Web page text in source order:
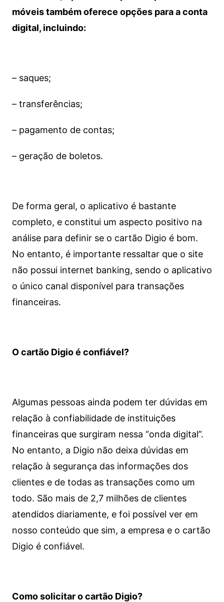
móveis também oferece opções para a conta
digital, incluindo:
– saques;
– transferências;
– pagamento de contas;
– geração de boletos.
De forma geral, o aplicativo é bastante
completo, e constitui um aspecto positivo na
análise para definir se o cartão Digio é bom.
No entanto, é importante ressaltar que o site
não possui internet banking, sendo o aplicativo
o único canal disponível para transações
financeiras.
O cartão Digio é confiável?
Algumas pessoas ainda podem ter dúvidas em
relação à confiabilidade de instituições
financeiras que surgiram nessa “onda digital”.
No entanto, a Digio não deixa dúvidas em
relação à segurança das informações dos
clientes e de todas as transações como um
todo. São mais de 2,7 milhões de clientes
atendidos diariamente, e foi possível ver em
nosso conteúdo que sim, a empresa e o cartão
Digio é confiável.
Como solicitar o cartão Digio?